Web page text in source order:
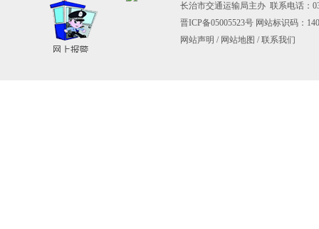
长治市交通运输局主办 联系电话：
晋ICP备05005523号 网站标识码：
网站声明 / 网站地图 / 联系我们